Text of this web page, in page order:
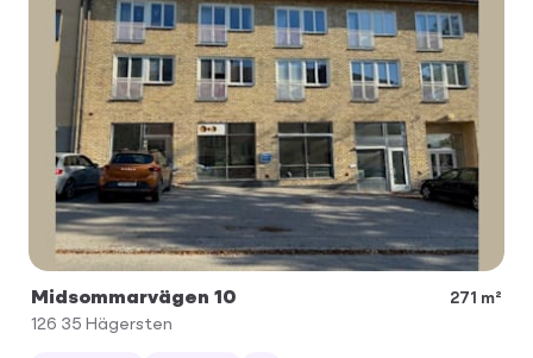
Midsommarvägen 10
271 m²
126 35 Hägersten